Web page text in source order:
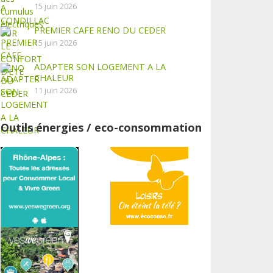
15 juin 2026
PREMIER CAFE RENO DU CEDER
15 juin 2026
ADAPTER SON LOGEMENT A LA
CHALEUR
11 juin 2026
Outils énergies / eco-consommation